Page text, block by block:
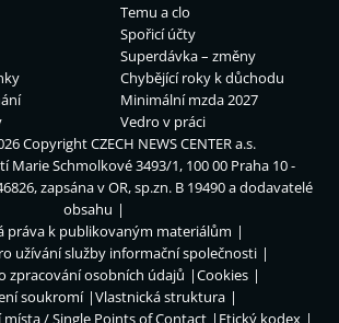
Temu a clo
Spořicí účty
Superdávka – změny
Chybějící roky k důchodu
Minimální mzda 2027
Vedro v práci
CopyrightCZECH NEWS CENTER a.s.
Marie Schmolkové 3493/1, 100 00 Praha 10 -
zapsána v OR, sp.zn. B 19490 a dodavatelé
obsahu
práva k publikovaným materiálům
užívání služby informační společnosti
zpracování osobních údajů
Cookies
soukromí
Vlastnická struktura
/ Single Points of Contact
Etický kodex